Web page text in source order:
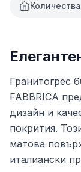
Гранитогрес
FABBRICA
дизайн и
покрития.
матова
италиански